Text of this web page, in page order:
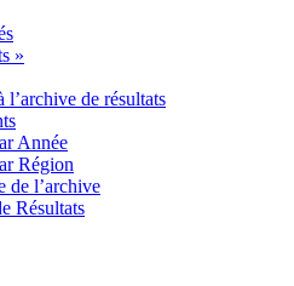
»
l’archive de résultats
Année
Région
de l’archive
Résultats